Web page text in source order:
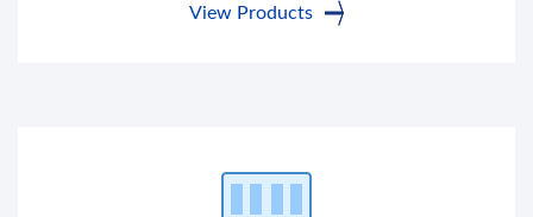
View Products